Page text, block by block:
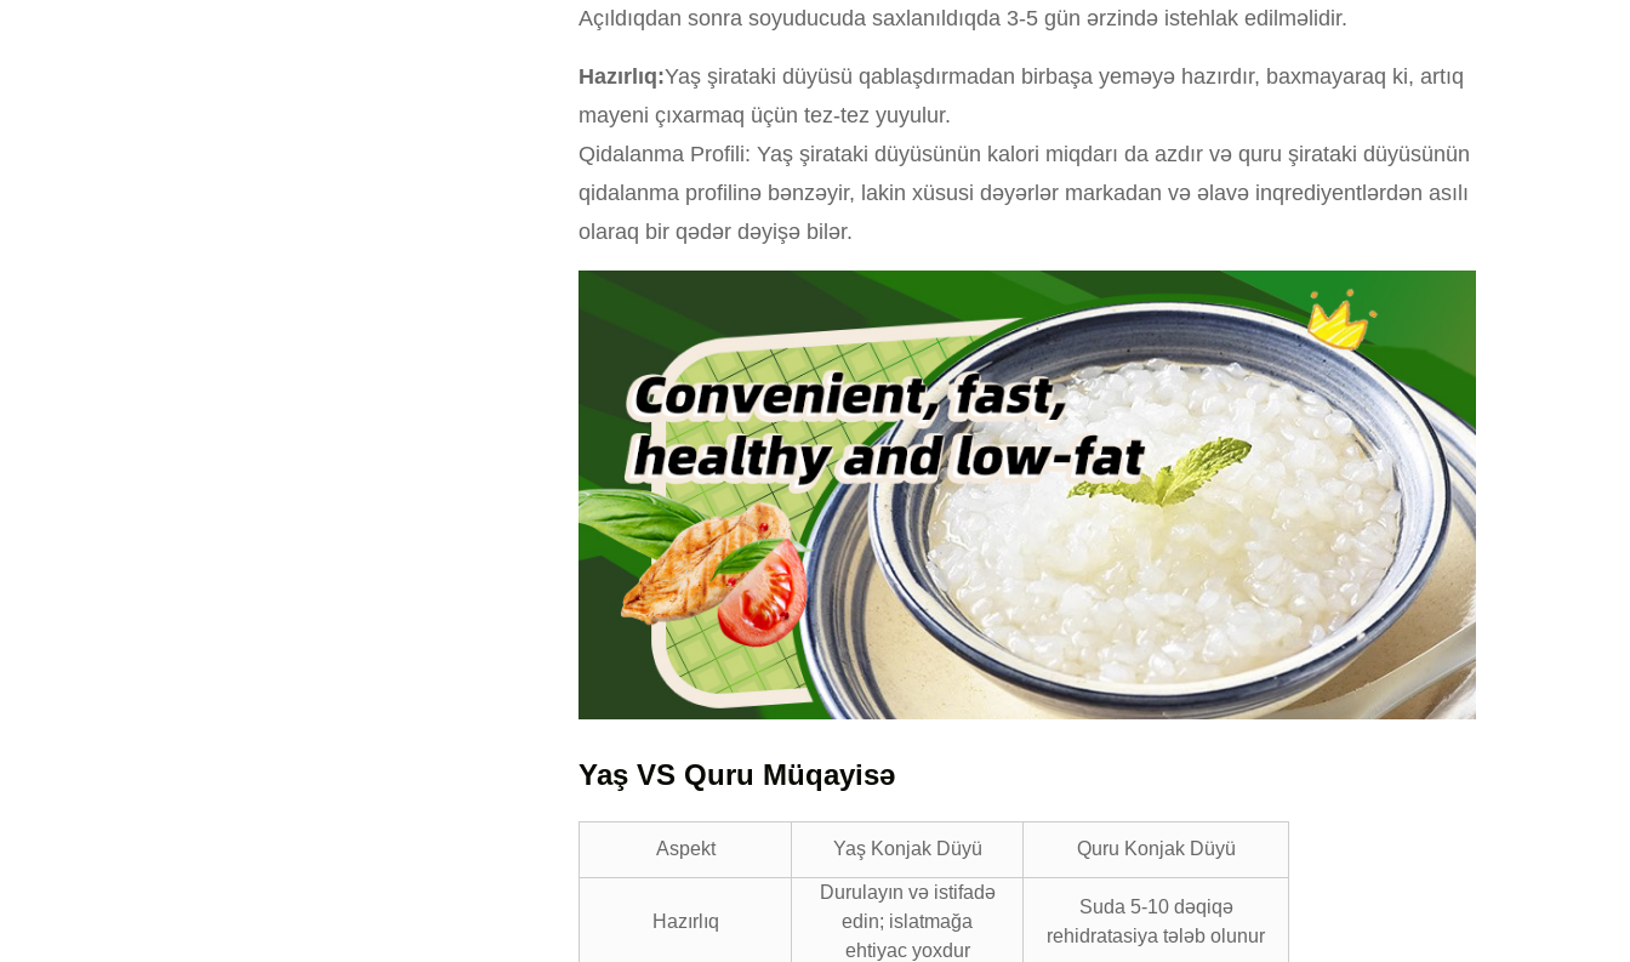
Açıldıqdan sonra soyuducuda saxlanıldıqda 3-5 gün ərzində istehlak edilməlidir.
Hazırlıq:Yaş şirataki düyüsü qablaşdırmadan birbaşa yeməyə hazırdır, baxmayaraq ki, artıq
mayeni çıxarmaq üçün tez-tez yuyulur.
Qidalanma Profili: Yaş şirataki düyüsünün kalori miqdarı da azdır və quru şirataki düyüsünün
qidalanma profilinə bənzəyir, lakin xüsusi dəyərlər markadan və əlavə inqrediyentlərdən asılı
olaraq bir qədər dəyişə bilər.
Yaş VS Quru Müqayisə
Aspekt Yaş Konjak Düyü Quru Konjak Düyü
Hazırlıq
Durulayın və istifadə
edin; islatmağa
ehtiyac yoxdur
Suda 5-10 dəqiqə
rehidratasiya tələb olunur